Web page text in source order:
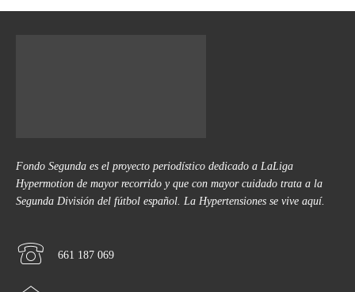
Fondo Segunda es el proyecto periodístico dedicado a LaLiga
Hypermotion de mayor recorrido y que con mayor cuidado trata a la
Segunda División del fútbol español. La Hypertensiones se vive aquí.
661 187 069